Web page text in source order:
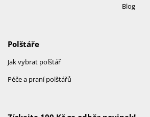
Blog
Polštáře
Jak vybrat polštář
Péče a praní polštářů